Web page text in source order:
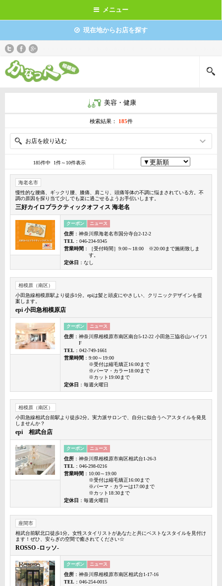
メニュー
現在地からお店を探す
美容・健康
検索結果： 185件
お店を絞り込む
185件中 1件～10件表示
海老名市
慢性的な腰痛、ギックリ腰、膝痛、肩こり、頭痛等体の不調に悩まされている方。不
調の原因を探り当て少しでも楽に過ごせるようお手伝いします。
三好カイロプラクティックオフィス 海老名
クーポン ニュース
住所 ：神奈川県海老名市国分寺台2-12-2
TEL ：046-234-9345
営業時間 ：［受付時間］9:00～18:00 ※20:00まで施術致しま
す。
定休日 ：なし
相模原（南区）
小田急線相模原駅より徒歩1分。epiは髪と頭皮にやさしい、クリニックデザインを提
案します。
epi 小田急相模原店
クーポン ニュース
住所 ：神奈川県相模原市南区南台5-12-22 小田急三協谷山ハイツ1
F
TEL ：042-749-1661
営業時間 ：9:00～19:00
※受付は縮毛矯正16:00まで
※パーマ・カラー18:00まで
※カット19:00まで
定休日 ：毎週火曜日
相模原（南区）
小田急線相武台前駅より徒歩2分。実力派サロンで、自分に似合うヘアスタイルを発見
しませんか？
epi 相武台店
クーポン ニュース
住所 ：神奈川県相模原市南区相武台1-26-3
TEL ：046-298-0216
営業時間 ：10:00～19:00
※受付は縮毛矯正16:00まで
※パーマ・カラーは17:00まで
※カット18:30まで
定休日 ：毎週火曜日
座間市
相武台前駅北口徒歩1分。女性スタイリストがあなたと共にベストなスタイルを見付け
ます！ぜひ、安らぎの空間で癒されてください☆
ROSSO -ロッソ-
クーポン ニュース
住所 ：神奈川県相模原市南区相武台1-17-16
TEL ：046-254-0015